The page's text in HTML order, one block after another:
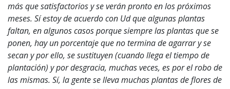
más que satisfactorios y se verán pronto en los próximos
meses. Sí estoy de acuerdo con Ud que algunas plantas
faltan, en algunos casos porque siempre las plantas que se
ponen, hay un porcentaje que no termina de agarrar y se
secan y por ello, se sustituyen (cuando llega el tiempo de
plantación) y por desgracia, muchas veces, es por el robo de
las mismas. Sí, la gente se lleva muchas plantas de flores de